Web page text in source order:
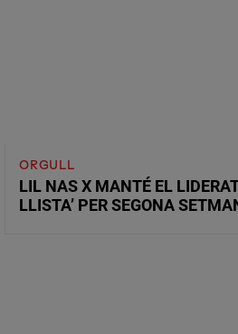
ORGULL
LIL NAS X MANTÉ EL
LLISTA’ PER SEGONA